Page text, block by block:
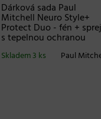
Dárková sada Paul
Mitchell Neuro Style+
Protect Duo - fén + sprej
s tepelnou ochranou
Paul
Skladem 3 ks